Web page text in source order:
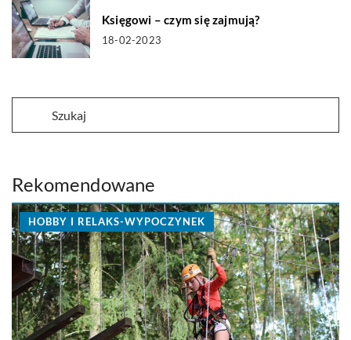
Księgowi – czym się zajmują?
18-02-2023
Rekomendowane
HOBBY I RELAKS-WYPOCZYNEK